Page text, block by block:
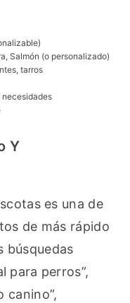
Salmón (o personalizado)
tarros
necesidades
Y
es una de
de más rápido
búsquedas
para perros”,
canino”,